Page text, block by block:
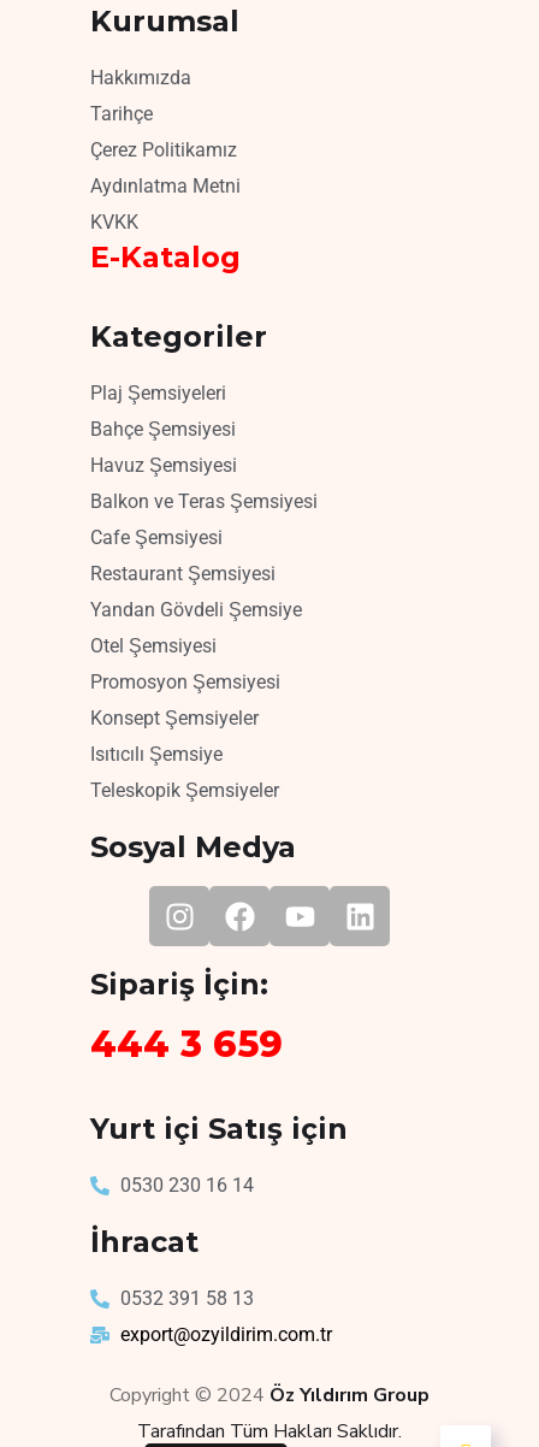
Kurumsal
Hakkımızda
Tarihçe
Çerez Politikamız
Aydınlatma Metni
KVKK
E-Katalog
Kategoriler
Plaj Şemsiyeleri
Bahçe Şemsiyesi
Havuz Şemsiyesi
Balkon ve Teras Şemsiyesi
Cafe Şemsiyesi
Restaurant Şemsiyesi
Yandan Gövdeli Şemsiye
Otel Şemsiyesi
Promosyon Şemsiyesi
Konsept Şemsiyeler
Isıtıcılı Şemsiye
Teleskopik Şemsiyeler
Sosyal Medya
Sipariş İçin:
444 3 659
Yurt içi Satış için
0530 230 16 14
İhracat
0532 391 58 13
export@ozyildirim.com.tr
Copyright © 2024 Öz Yıldırım Group
Tarafından Tüm Hakları Saklıdır.